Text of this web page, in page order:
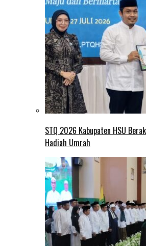
STQ 2026 Kabupaten HSU
Hadiah Umrah